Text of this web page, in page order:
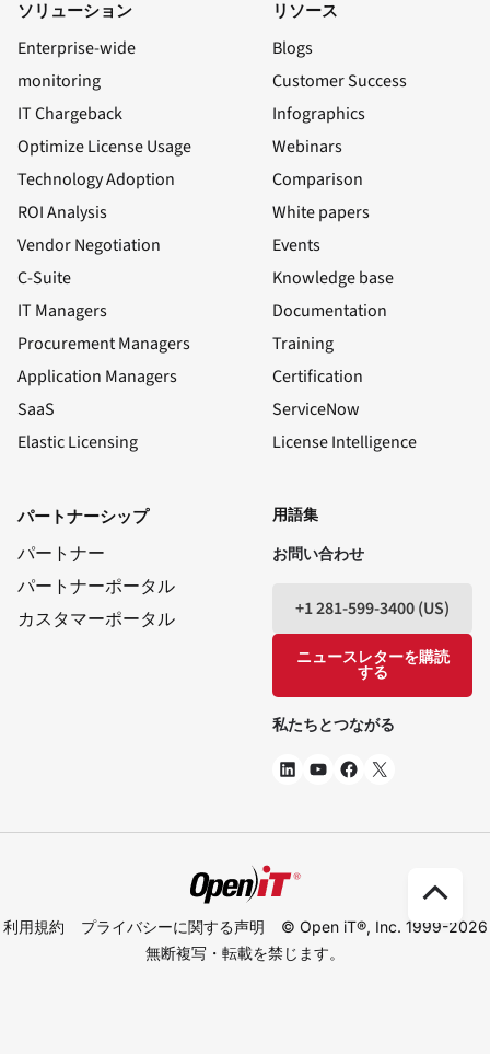
ソリューション
Enterprise-wide
monitoring
IT Chargeback
Optimize License Usage
Technology Adoption
ROI Analysis
Vendor Negotiation
C-Suite
IT Managers
Procurement Managers
Application Managers
SaaS
Elastic Licensing
リソース
Blogs
Customer Success
Infographics
Webinars
Comparison
White papers
Events
Knowledge base
Documentation
Training
Certification
ServiceNow
License Intelligence
パートナーシップ
パートナー
パートナーポータル
カスタマーポータル
用語集
お問い合わせ
+1 281-599-3400 (US)
ニュースレターを購読
する
私たちとつながる
利用規約 プライバシーに関する声明
© Open iT®, Inc. 1999-2026
無断複写・転載を禁じます。
ト